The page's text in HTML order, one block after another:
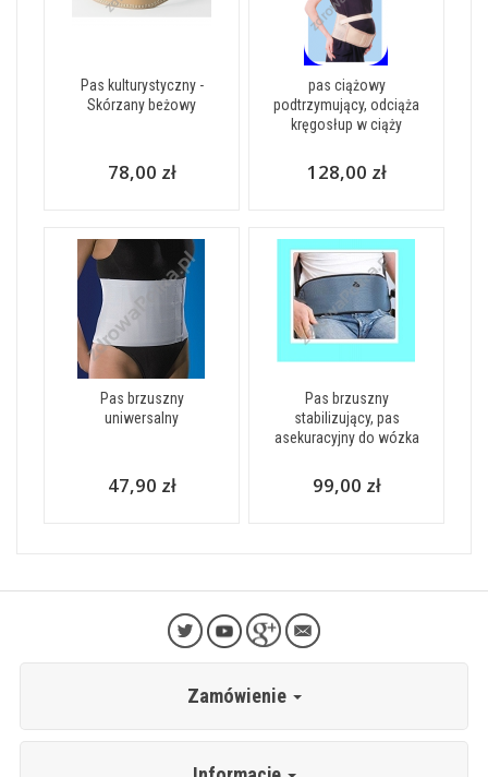
Pas kulturystyczny -
Skórzany beżowy
78,00 zł
pas ciążowy
podtrzymujący, odciąża
kręgosłup w ciąży
128,00 zł
Pas brzuszny
uniwersalny
47,90 zł
Pas brzuszny
stabilizujący, pas
asekuracyjny do wózka
99,00 zł
Zamówienie